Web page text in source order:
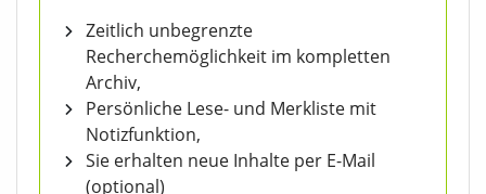
Zeitlich unbegrenzte
Recherchemöglichkeit im kompletten
Archiv,
Persönliche Lese- und Merkliste mit
Notizfunktion,
Sie erhalten neue Inhalte per E-Mail
(optional)